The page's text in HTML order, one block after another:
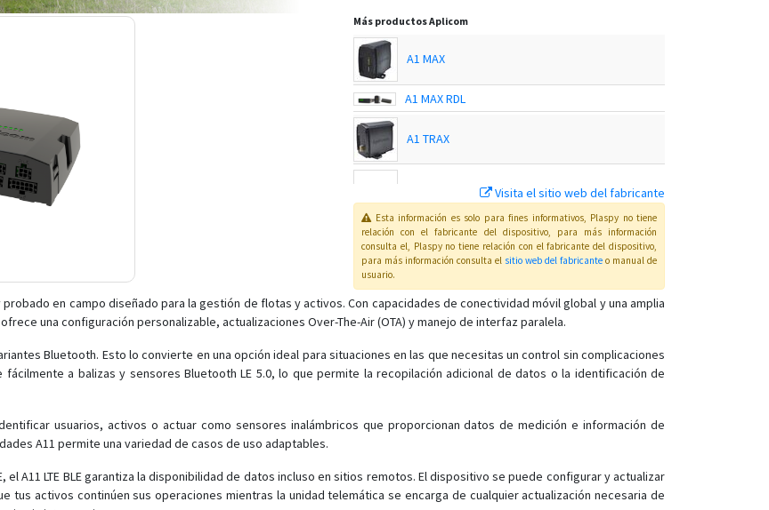
Más productosAplicom
A1 MAX
A1 MAX RDL
A1 TRAX
A11 BLE
A11 LTE
A9 IPEX PRO
A9 Quick
T10
T10 G
Visita el sitio web del fabricante
Esta información es solo para fines informativos, Plaspy no tiene
relación con el fabricante del dispositivo, para más información
consulta el, Plaspy no tiene relación con el fabricante del dispositivo,
para más información consulta el sitio web del fabricante o manual de
usuario.
probado en campo diseñado para la gestión de flotas y activos. Con capacidades de conectividad móvil global y una amplia
una configuración personalizable, actualizaciones Over-The-Air (OTA) y manejo de interfaz paralela.
Bluetooth. Esto lo convierte en una opción ideal para situaciones en las que necesitas un control sin complicaciones
a balizas y sensores Bluetooth LE 5.0, lo que permite la recopilación adicional de datos o la identificación de
usuarios, activos o actuar como sensores inalámbricos que proporcionan datos de medición e información de
A11 permite una variedad de casos de uso adaptables.
el A11 LTE BLE garantiza la disponibilidad de datos incluso en sitios remotos. El dispositivo se puede configurar y actualizar
tus activos continúen sus operaciones mientras la unidad telemática se encarga de cualquier actualización necesaria de